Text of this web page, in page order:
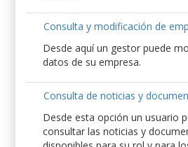
Consulta y modificación de
Desde aquí un gestor puede
datos de su empresa.
Consulta de noticias y
Desde esta opción un usuario
consultar las noticias y